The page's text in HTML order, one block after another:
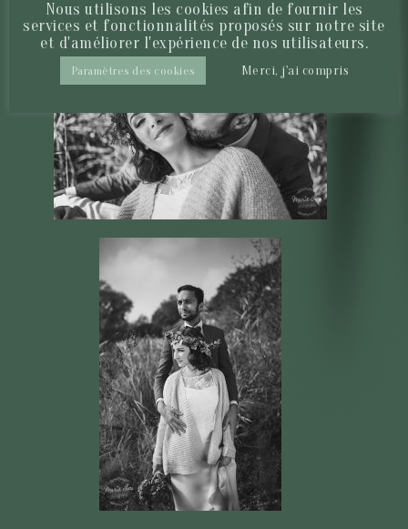
Nous utilisons les cookies afin de fournir les
services et fonctionnalités proposés sur notre site
et d'améliorer l'expérience de nos utilisateurs.
Paramètres des cookies Merci, j'ai compris